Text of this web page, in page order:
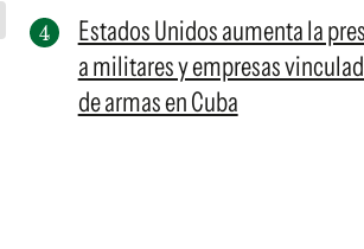
Estados Unidos aumenta la
a militares y empresas
de armas en Cuba